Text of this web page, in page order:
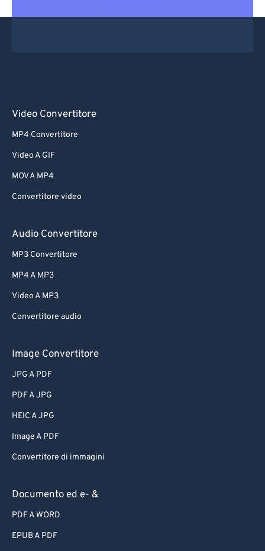
Video Convertitore
MP4 Convertitore
Video A GIF
MOV A MP4
Convertitore video
Audio Convertitore
MP3 Convertitore
MP4 A MP3
Video A MP3
Convertitore audio
Image Convertitore
JPG A PDF
PDF A JPG
HEIC A JPG
Image A PDF
Convertitore di immagini
Documento ed e- &
PDF A WORD
EPUB A PDF